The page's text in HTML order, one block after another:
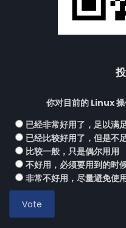
你对目前的 Linux
已经非常好用了，足以满
已经比较好用了，但是不
比较一般，只是偶尔用用
不好用，必须要用到的时
非常不好用，尽量避免使